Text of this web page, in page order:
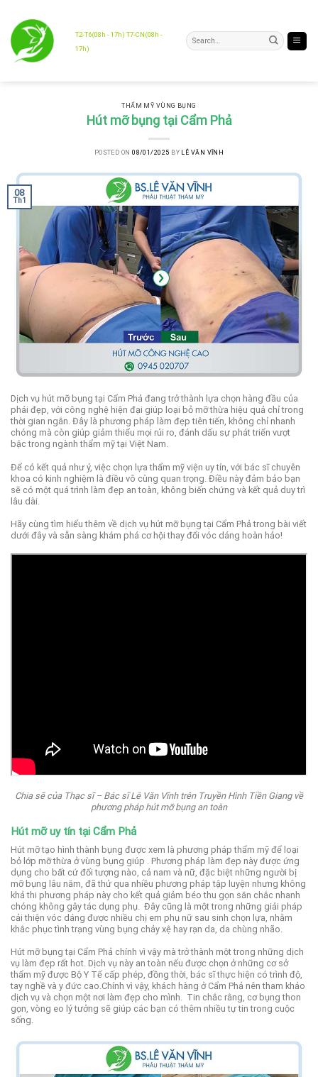
content
T2-T6(08h - 17h) T7-CN(08h -
17h)
THẨM MỸ VÙNG BỤNG
Hút mỡ bụng tại Cẩm Phả
POSTED ON08/01/2025 BY LÊ VĂN VĨNH
08
Th1
Dịch vụ hút mỡ bụng tại Cẩm Phả đang trở thành lựa chọn hàng đầu của
phái đẹp, với công nghệ hiện đại giúp loại bỏ mỡ thừa hiệu quả chỉ trong
thời gian ngắn. Đây là phương pháp làm đẹp tiên tiến, không chỉ nhanh
chóng mà còn giúp giảm thiểu mọi rủi ro, đánh dấu sự phát triển vượt
bậc trong ngành thẩm mỹ tại Việt Nam.
Để có kết quả như ý, việc chọn lựa thẩm mỹ viện uy tín, với bác sĩ chuyên
khoa có kinh nghiệm là điều vô cùng quan trọng. Điều này đảm bảo bạn
sẽ có một quá trình làm đẹp an toàn, không biến chứng và kết quả duy trì
lâu dài.
Hãy cùng tìm hiểu thêm về dịch vụ hút mỡ bụng tại Cẩm Phả trong bài viết
dưới đây và sẵn sàng khám phá cơ hội thay đổi vóc dáng hoàn hảo!
Chia sẽ của Thạc sĩ – Bác sĩ Lê Văn Vĩnh trên Truyền Hình Tiền Giang về
phương pháp hút mỡ bụng an toàn
Hút mỡ uy tín tại Cẩm Phả
Hút mỡ tạo hình thành bụng được xem là phương pháp thẩm mỹ để loại
bỏ lớp mỡ thừa ở vùng bụng giúp . Phương pháp làm đẹp này được ứng
dụng cho bất cứ đối tượng nào, cả nam và nữ, đặc biệt những người bị
mỡ bụng lâu năm, đã thử qua nhiều phương pháp tập luyện nhưng không
khả thi phương pháp này cho kết quả giảm béo thu gọn săn chắc nhanh
chóng không gây tác dụng phụ. Đây cũng là một trong những giải pháp
cải thiện vóc dáng được nhiều chị em phụ nữ sau sinh chọn lựa, nhằm
khắc phục tình trạng vùng bụng chảy xệ hay rạn da, da chùng nhão.
Hút mỡ bụng tại Cẩm Phả chính vì vậy mà trở thành một trong những dịch
vụ làm đẹp rất hot. Dịch vụ này an toàn nếu được chọn ở những cơ sở
thẩm mỹ được Bộ Y Tế cấp phép, đồng thời, bác sĩ thực hiện có trình độ,
tay nghề và y đức cao.Chính vì vậy, khách hàng ở Cẩm Phả nên tham khảo
dịch vụ và chọn một nơi làm đẹp cho mình. Tin chắc rằng, cơ bụng thon
gọn, vòng eo lý tưởng sẽ giúp các bạn có thêm nhiều tự tin trong cuộc
sống.